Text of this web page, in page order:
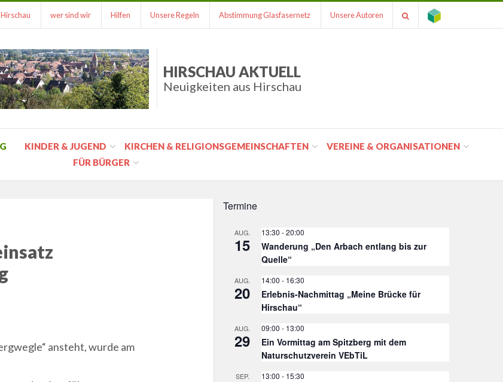
wer sind wir Hilfen Unsere Regeln Abstimmung Glasfasernetz Unsere Autoren
HIRSCHAU AKTUELL
Neuigkeiten aus Hirschau
KINDER & JUGEND KIRCHEN & RELIGIONSGEMEINSCHAFTEN
VEREINE & ORGANISATIONEN
FÜR BÜRGER
ansteht, wurde am
Termine
AUG.
15
13:30 -20:00
Wanderung „Den Arbach entlang bis zur
Quelle“
AUG.
20
14:00 - 16:30
Erlebnis-Nachmittag „Meine Brücke für
Hirschau“
AUG.
29
09:00 - 13:00
Ein Vormittag am Spitzberg mit dem
Naturschutzverein VEbTiL
SEP. 13:00 - 15:30